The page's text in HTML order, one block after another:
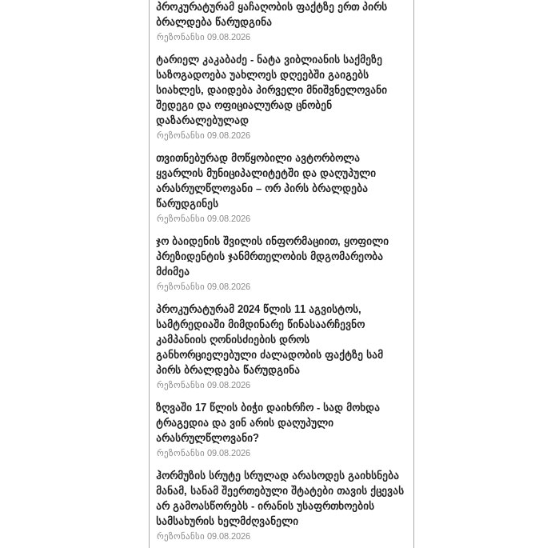
პროკურატურამ ყაჩაღობის ფაქტზე ერთ პირს
ბრალდება წარუდგინა
რეზონანსი 09.08.2026
ტარიელ კაკაბაძე - ნატა ვიბლიანის საქმეზე
საზოგადოება უახლოეს დღეებში გაიგებს
სიახლეს, დაიდება პირველი მნიშვნელოვანი
შედეგი და ოფიციალურად ცნობენ
დაზარალებულად
რეზონანსი 09.08.2026
თვითნებურად მოწყობილი ავტორბოლა
ყვარლის მუნიციპალიტეტში და დაღუპული
არასრულწლოვანი – ორ პირს ბრალდება
წარუდგინეს
რეზონანსი 09.08.2026
ჯო ბაიდენის შვილის ინფორმაციით, ყოფილი
პრეზიდენტის ჯანმრთელობის მდგომარეობა
მძიმეა
რეზონანსი 09.08.2026
პროკურატურამ 2024 წლის 11 აგვისტოს,
სამტრედიაში მიმდინარე წინასაარჩევნო
კამპანიის ღონისძიების დროს
განხორციელებული ძალადობის ფაქტზე სამ
პირს ბრალდება წარუდგინა
რეზონანსი 09.08.2026
ზღვაში 17 წლის ბიჭი დაიხრჩო - სად მოხდა
ტრაგედია და ვინ არის დაღუპული
არასრულწლოვანი?
რეზონანსი 09.08.2026
ჰორმუზის სრუტე სრულად არასოდეს გაიხსნება
მანამ, სანამ შეერთებული შტატები თავის ქცევას
არ გამოასწორებს - ირანის უსაფრთხოების
სამსახურის ხელმძღვანელი
რეზონანსი 09.08.2026